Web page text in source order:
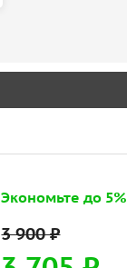
Экономьте до 5%